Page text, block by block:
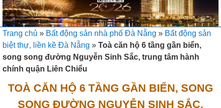
Trang chủ » Bất động sản nhà phố Đà Nẵng » Bất động sản
biệt thự, liền kề Đà Nẵng » Toà căn hộ 6 tầng gần biển,
song song đường Nguyễn Sinh Sắc, trung tâm hành
chính quận Liên Chiểu
TOÀ CĂN HỘ 6 TẦNG GẦN BIỂN, SONG
SONG ĐƯỜNG NGUYỄN SINH SẮC,